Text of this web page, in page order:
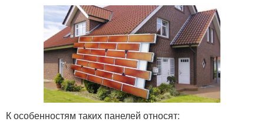
К особенностям таких панелей относят: